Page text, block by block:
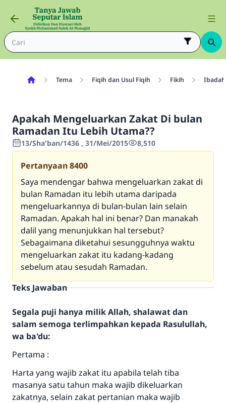
Tema Fiqih dan Usul Fiqih Fikih
Apakah Mengeluarkan Zakat Di bulan
Ramadan Itu Lebih Utama??
13/Sha'ban/1436 , 31/Mei/2015 8,510
Pertanyaan8400
Saya mendengar bahwa mengeluarkan zakat di
bulan Ramadan itu lebih utama daripada
mengeluarkannya di bulan-bulan lain selain
Ramadan. Apakah hal ini benar? Dan manakah
dalil yang menunjukkan hal tersebut?
Sebagaimana diketahui sesungguhnya waktu
mengeluarkan zakat itu kadang-kadang
sebelum atau sesudah Ramadan.
Teks Jawaban
Segala puji hanya milik Allah, shalawat dan
salam semoga terlimpahkan kepada Rasulullah,
wa ba'du:
Pertama :
Harta yang wajib zakat itu apabila telah tiba
masanya satu tahun maka wajib dikeluarkan
zakatnya, selain zakat pertanian maka wajib